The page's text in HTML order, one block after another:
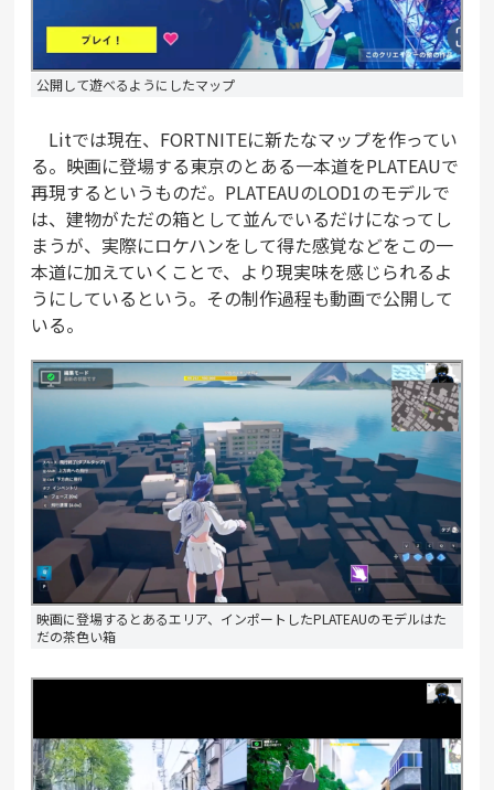
公開して遊べるようにしたマップ
Litでは現在、FORTNITEに新たなマップを作ってい
る。映画に登場する東京のとある一本道をPLATEAUで
再現するというものだ。PLATEAUのLOD1のモデルで
は、建物がただの箱として並んでいるだけになってし
まうが、実際にロケハンをして得た感覚などをこの一
本道に加えていくことで、より現実味を感じられるよ
うにしているという。その制作過程も動画で公開して
いる。
映画に登場するとあるエリア、インポートしたPLATEAUのモデルはた
だの茶色い箱